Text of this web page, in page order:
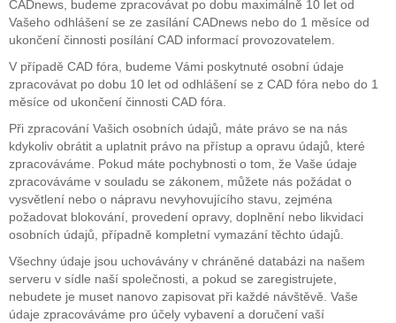
CADnews, budeme zpracovávat po dobu maximálně 10 let od
Vašeho odhlášení se ze zasílání CADnews nebo do 1 měsíce od
ukončení činnosti posílání CAD informací provozovatelem.
V případě CAD fóra, budeme Vámi poskytnuté osobní údaje
zpracovávat po dobu 10 let od odhlášení se z CAD fóra nebo do 1
měsíce od ukončení činnosti CAD fóra.
Při zpracování Vašich osobních údajů, máte právo se na nás
kdykoliv obrátit a uplatnit právo na přístup a opravu údajů, které
zpracováváme. Pokud máte pochybnosti o tom, že Vaše údaje
zpracováváme v souladu se zákonem, můžete nás požádat o
vysvětlení nebo o nápravu nevyhovujícího stavu, zejména
požadovat blokování, provedení opravy, doplnění nebo likvidaci
osobních údajů, případně kompletní vymazání těchto údajů.
Všechny údaje jsou uchovávány v chráněné databázi na našem
serveru v sídle naší společnosti, a pokud se zaregistrujete,
nebudete je muset nanovo zapisovat při každé návštěvě. Vaše
údaje zpracováváme pro účely vybavení a doručení vaší